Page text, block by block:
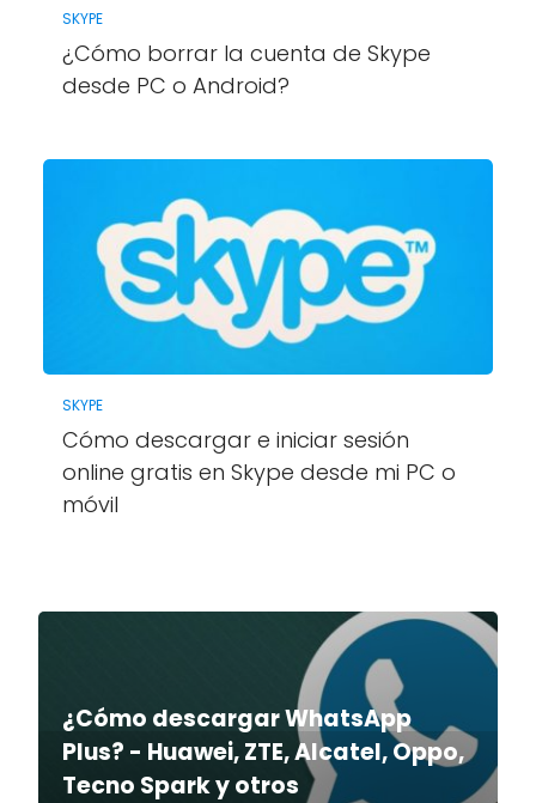
SKYPE
¿Cómo borrar la cuenta de Skype
desde PC o Android?
SKYPE
Cómo descargar e iniciar sesión
online gratis en Skype desde mi PC o
móvil
¿Cómo descargar WhatsApp
Plus? - Huawei, ZTE, Alcatel, Oppo,
Tecno Spark y otros